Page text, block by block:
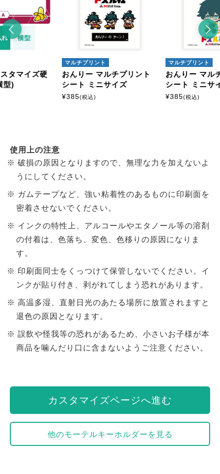
ズ硬
マルチプリント
おんりー マルチプリント
シート ミニサイズ
(税込)
マルチプリント
おんりー マルチプリン
シート ミニサイズ
(税込)
使用上の注意
破損の原因となりますので、無理な力を加えないよ
うにしてください。
ガムテープなど、強い粘着性のあるものに印刷面を
密着させないでください。
インクの特性上、アルコールやエタノール等の溶剤
の付着は、色落ち、変色、色移りの原因になりま
す。
印刷面同士をくっつけて保管しないでください。イ
ンクが貼り付き、剥がれてしまう恐れがあります。
高温多湿、直射日光のあたる場所に放置されますと
退色の原因となります。
誤飲や怪我等の恐れがあるため、小さいお子様が本
商品を噛んだり口に含まないようご注意ください。
カスタマイズページへ進む
他のモーテルキーホルダーを見る